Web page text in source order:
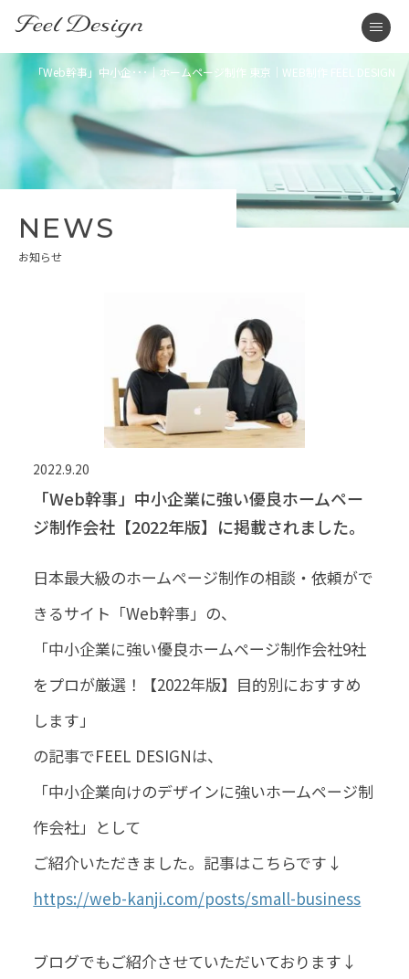
「Web幹事」中小企･･･｜ホームページ制作 東京｜WEB制作 FEEL DESIGN
NEWS
お知らせ
2022.9.20
「Web幹事」中小企業に強い優良ホームペー
ジ制作会社【2022年版】に掲載されました。
日本最大級のホームページ制作の相談・依頼がで
きるサイト「Web幹事」の、
「中小企業に強い優良ホームページ制作会社9社
をプロが厳選！【2022年版】目的別におすすめ
します」
の記事でFEEL DESIGNは、
「中小企業向けのデザインに強いホームページ制
作会社」として
ご紹介いただきました。記事はこちらです↓
https://web-kanji.com/posts/small-business
ブログでもご紹介させていただいております↓